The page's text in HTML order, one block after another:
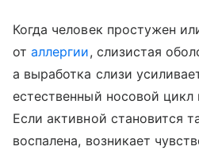
Когда человек простужен
оталлергии, слизистая
а выработка слизи
естественный носовой цикл
Если активной становится
воспалена, возникает